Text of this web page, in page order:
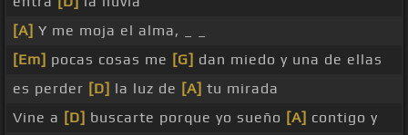
[A] Y me moja el alma, _ _
[Em] pocas cosas me [G] dan miedo y una de ellas
es perder [D] la luz de [A] tu mirada
Vine a [D] buscarte porque yo sueño [A] contigo y